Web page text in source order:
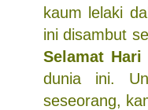
kaum lelaki
ini disambut
Selamat Hari
dunia ini.
seseorang,